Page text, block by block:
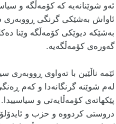
ئەو شوێنانەیە كە كۆمەڵگە و
ئاواش بەشێكی گرنگی ڕووبەری
بەشێكە دیوێكی كۆمەڵگە وێنا
گەورەی كۆمەڵگەیە.
ئێمە ناڵێین با تەواوی ڕووبەری
لەم شوێنە گرنگانەدا و كەم
پێكهاتەی كۆمەڵایەتی و
دروستی كردووە و حزب و